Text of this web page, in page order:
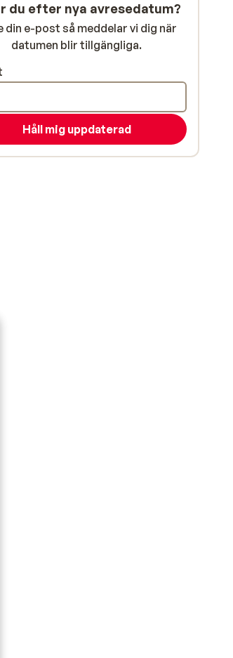
du efter nya avresedatum?
din e-post så meddelar vi dig när
datumen blir tillgängliga.
Håll mig uppdaterad